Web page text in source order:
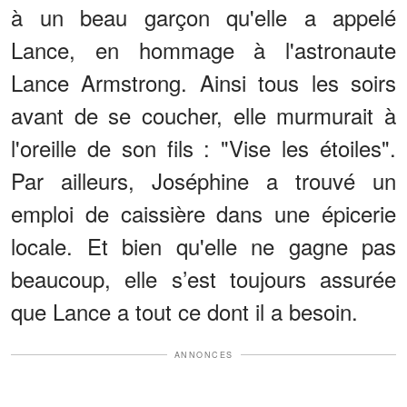
à un beau garçon qu'elle a appelé
Lance, en hommage à l'astronaute
Lance Armstrong. Ainsi tous les soirs
avant de se coucher, elle murmurait à
l'oreille de son fils : "Vise les étoiles".
Par ailleurs, Joséphine a trouvé un
emploi de caissière dans une épicerie
locale. Et bien qu'elle ne gagne pas
beaucoup, elle s’est toujours assurée
que Lance a tout ce dont il a besoin.
ANNONCES